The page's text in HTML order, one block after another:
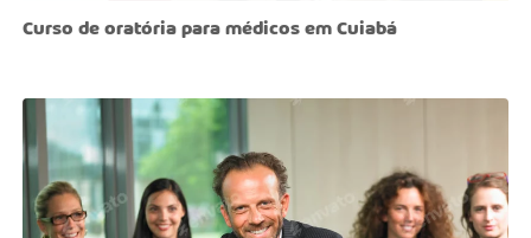
Curso de oratória para médicos em Cuiabá